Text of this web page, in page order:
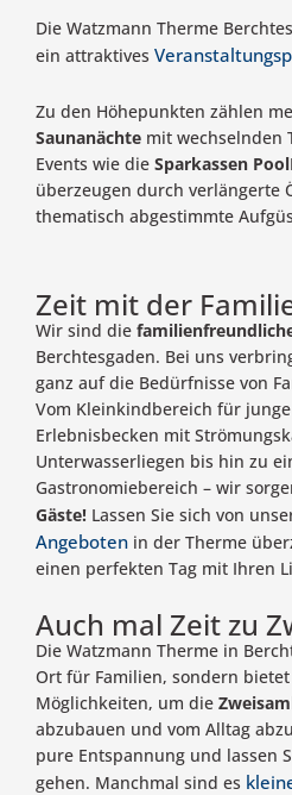
Die Watzmann Therme
ein attraktives
Zu den Höhepunkten zählen
Saunanächte mit wechselnden
Events wie die Sparkassen
überzeugen durch verlängerte
thematisch abgestimmte
Zeit mit der
Wir sind die
Berchtesgaden. Bei uns
ganz auf die Bedürfnisse von
Vom Kleinkindbereich für
Erlebnisbecken mit
Unterwasserliegen bis hin zu
Gastronomiebereich – wir
Gäste! Lassen Sie sich von
Angeboten in der Therme
einen perfekten Tag mit Ihren
Auch mal Zeit zu
Die Watzmann Therme in
Ort für Familien, sondern
Möglichkeiten, um die
abzubauen und vom Alltag
pure Entspannung und lassen
gehen. Manchmal sind es